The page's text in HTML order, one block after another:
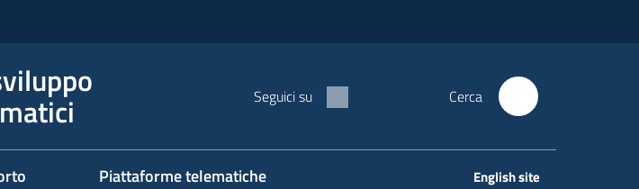
Seguici su Cerca
Piattaforme telematiche English site